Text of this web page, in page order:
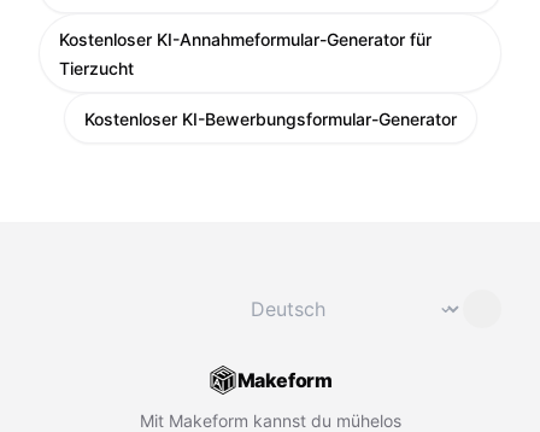
Kostenloser KI-Annahmeformular-Generator für
Tierzucht
Kostenloser KI-Bewerbungsformular-Generator
⌄
Makeform
Mit Makeform kannst du mühelos